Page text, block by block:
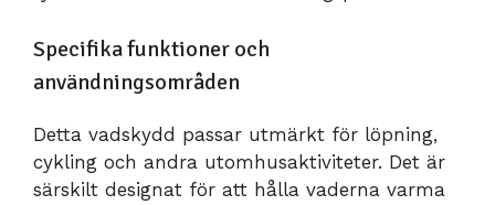
Specifika funktioner och
användningsområden
Detta vadskydd passar utmärkt för löpning,
cykling och andra utomhusaktiviteter. Det är
särskilt designat för att hålla vaderna varma